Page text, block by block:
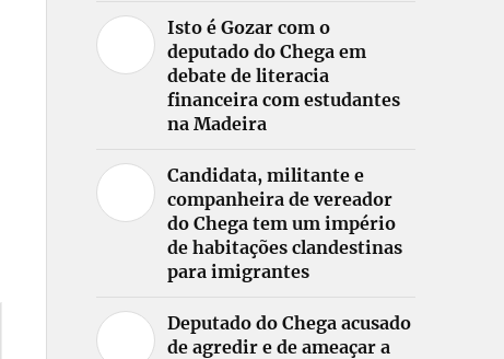
Isto é Gozar com o
deputado do Chega em
debate de literacia
financeira com estudantes
na Madeira
Candidata, militante e
companheira de vereador
do Chega tem um império
de habitações clandestinas
para imigrantes
Deputado do Chega acusado
de agredir e de ameaçar a